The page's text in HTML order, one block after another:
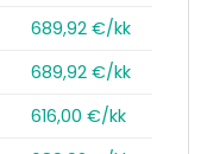
689,92 €/kk
689,92 €/kk
616,00 €/kk